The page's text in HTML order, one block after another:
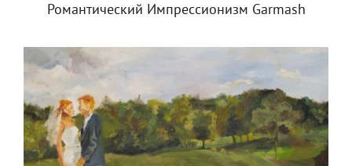
Романтический Импрессионизм Garmash